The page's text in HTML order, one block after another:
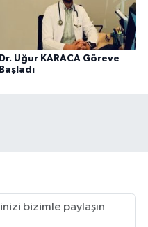
Dr. Uğur KARACA Göreve
Başladı